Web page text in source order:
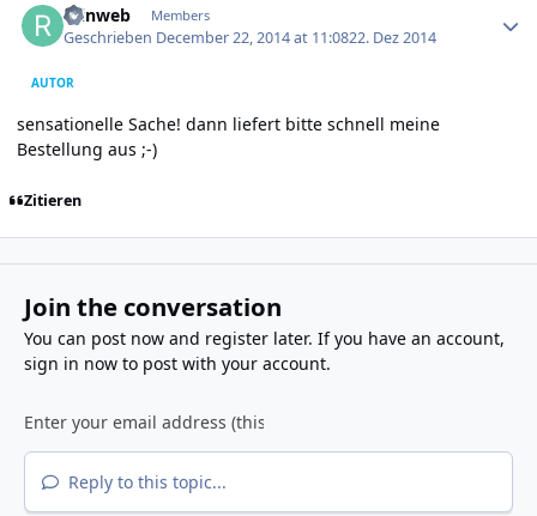
reinweb Members
Geschrieben December 22, 2014 at 11:0822. Dez 2014
AUTOR
sensationelle Sache! dann liefert bitte schnell meine
Bestellung aus ;-)
Zitieren
Join the conversation
You can post now and register later. If you have an account,
sign in nowto post with your account.
Reply to this topic...